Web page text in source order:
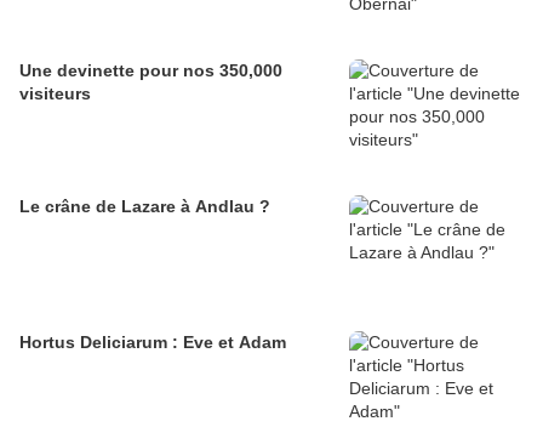
Une devinette pour nos 350,000
visiteurs
Le crâne de Lazare à Andlau ?
Hortus Deliciarum : Eve et Adam